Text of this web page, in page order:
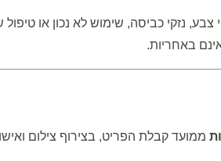
צבע, נזקי כביסה, שימוש לא נכון או
באחריות.
ממועד קבלת הפריט, בצירוף צילום